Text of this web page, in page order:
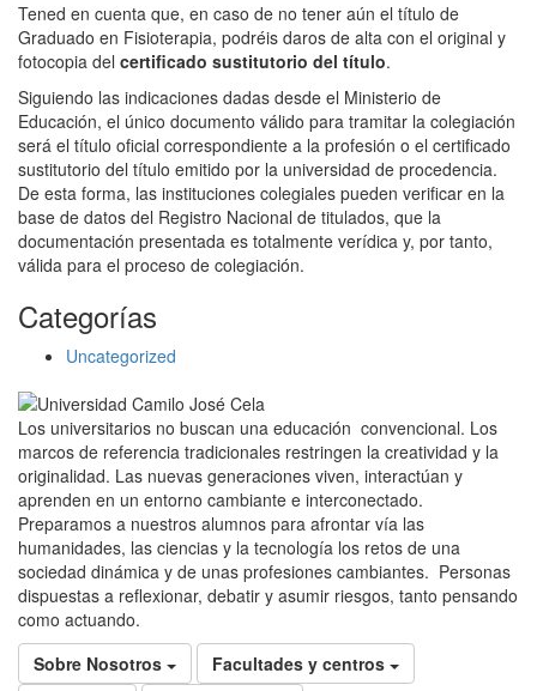
Tened en cuenta que, en caso de no tener aún el título de
Graduado en Fisioterapia, podréis daros de alta con el original y
fotocopia del certificado sustitutorio del título.
Siguiendo las indicaciones dadas desde el Ministerio de
Educación, el único documento válido para tramitar la colegiación
será el título oficial correspondiente a la profesión o el certificado
sustitutorio del título emitido por la universidad de procedencia.
De esta forma, las instituciones colegiales pueden verificar en la
base de datos del Registro Nacional de titulados, que la
documentación presentada es totalmente verídica y, por tanto,
válida para el proceso de colegiación.
Categorías
Uncategorized
Los universitarios no buscan una educación convencional. Los
marcos de referencia tradicionales restringen la creatividad y la
originalidad. Las nuevas generaciones viven, interactúan y
aprenden en un entorno cambiante e interconectado.
Preparamos a nuestros alumnos para afrontar vía las
humanidades, las ciencias y la tecnología los retos de una
sociedad dinámica y de unas profesiones cambiantes. Personas
dispuestas a reflexionar, debatir y asumir riesgos, tanto pensando
como actuando.
Sobre Nosotros
Facultades y centros